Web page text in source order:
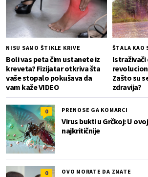
NISU SAMO ŠTIKLE KRIVE
Boli vas peta čim ustanete iz
kreveta? Fizijatar otkriva šta
vaše stopalo pokušava da
vam kaže VIDEO
ŠTALA KAO
Istraživači
Zašto su
zdravija?
0 PRENOSE GA KOMARCI
Virus bukti u Grčkoj: U
najkritičnije
0 OVO MORATE DA ZNATE